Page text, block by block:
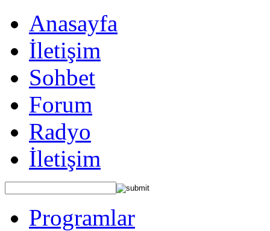
Anasayfa
İletişim
Sohbet
Forum
Radyo
İletişim
Programlar